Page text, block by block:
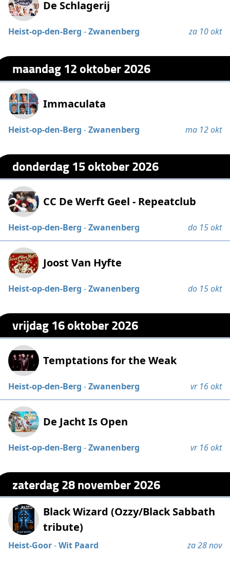
De Schlagerij
Heist-op-den-Berg -Zwanenberg za 10 okt
maandag 12 oktober 2026
Immaculata
Heist-op-den-Berg -Zwanenberg ma 12 okt
donderdag 15 oktober 2026
CC De Werft Geel - Repeatclub
Heist-op-den-Berg -Zwanenberg do 15 okt
Joost Van Hyfte
Heist-op-den-Berg -Zwanenberg do 15 okt
vrijdag 16 oktober 2026
Temptations for the Weak
Heist-op-den-Berg -Zwanenberg vr 16 okt
De Jacht Is Open
Heist-op-den-Berg -Zwanenberg vr 16 okt
zaterdag 28 november 2026
Black Wizard (Ozzy/Black Sabbath
tribute)
Heist-Goor-Wit Paard za 28 nov